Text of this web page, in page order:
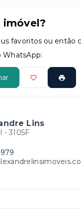
imóvel?
favoritos ou então
Lins
- 3105F